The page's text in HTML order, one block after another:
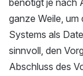
benötigt je nach
ganze Weile, um
Systems als
sinnvoll, den
Abschluss des